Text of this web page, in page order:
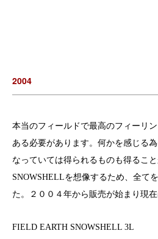
2004
本当のフィールドで最高のフィーリ
ある必要があります。 何かを感じる
なっていては得られるものも得るこ
SNOWSHELLを想像するため、全て
た。２００４年から販売が始まり現
FIELD EARTH SNOWSHELL 3L